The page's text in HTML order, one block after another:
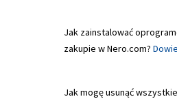
Jak zainstalować
zakupie w Nero.com?
Jak mogę usunąć